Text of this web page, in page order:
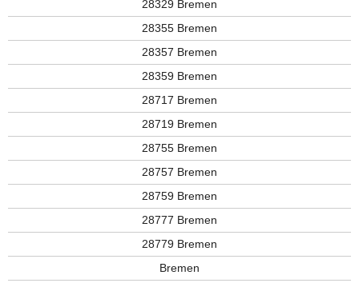
28329 Bremen
28355 Bremen
28357 Bremen
28359 Bremen
28717 Bremen
28719 Bremen
28755 Bremen
28757 Bremen
28759 Bremen
28777 Bremen
28779 Bremen
Bremen